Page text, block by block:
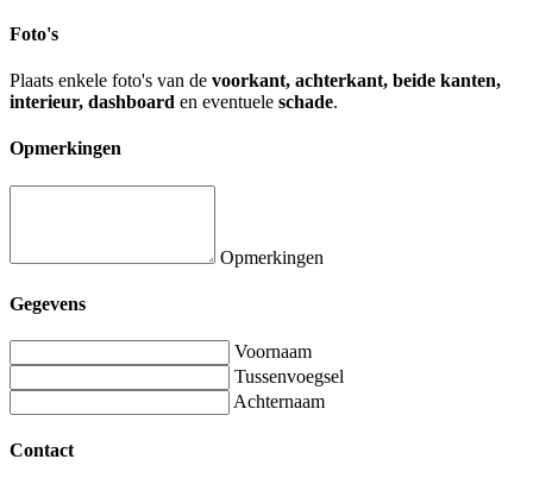
Foto's
Plaats enkele foto's van de voorkant, achterkant, beide kanten,
interieur, dashboard en eventuele schade.
Opmerkingen
Opmerkingen
Gegevens
Voornaam
Tussenvoegsel
Achternaam
Contact